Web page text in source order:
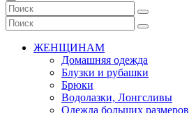
ЖЕНЩИНАМ
Домашняя одежда
Блузки и рубашки
Брюки
Водолазки, Лонгсливы
Одежда больших размеров